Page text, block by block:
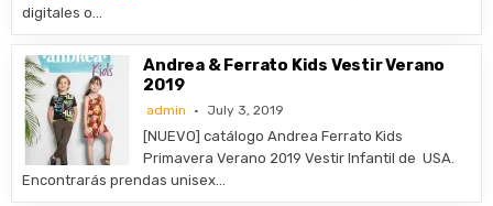
digitales o…
Andrea & Ferrato Kids Vestir Verano
2019
admin July 3, 2019
[NUEVO] catálogo Andrea Ferrato Kids
Primavera Verano 2019 Vestir Infantil de USA.
Encontrarás prendas unisex…